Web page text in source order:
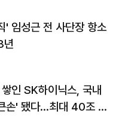
' 임성근 전 사단장 항소
년
인 SK하이닉스, 국내
손' 됐다…최대 40조 투